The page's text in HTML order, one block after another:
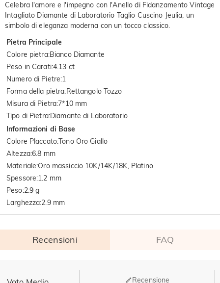
Celebra l'amore e l'impegno con l'Anello di Fidanzamento Vintage
Intagliato Diamante di Laboratorio Taglio Cuscino Jeulia, un
simbolo di eleganza moderna con un tocco classico.
Pietra Principale
Colore pietra:Bianco Diamante
Peso in Carati:4.13 ct
Numero di Pietre:1
Forma della pietra:Rettangolo Tozzo
Misura di Pietra:7*10 mm
Tipo di Pietra:Diamante di Laboratorio
Informazioni di Base
Colore Placcato:Tono Oro Giallo
Altezza:6.8 mm
Materiale:Oro massiccio 10K/14K/18K, Platino
Spessore:1.2 mm
Peso:2.9 g
Larghezza:2.9 mm
Recensioni FAQ
Recensione
Generale